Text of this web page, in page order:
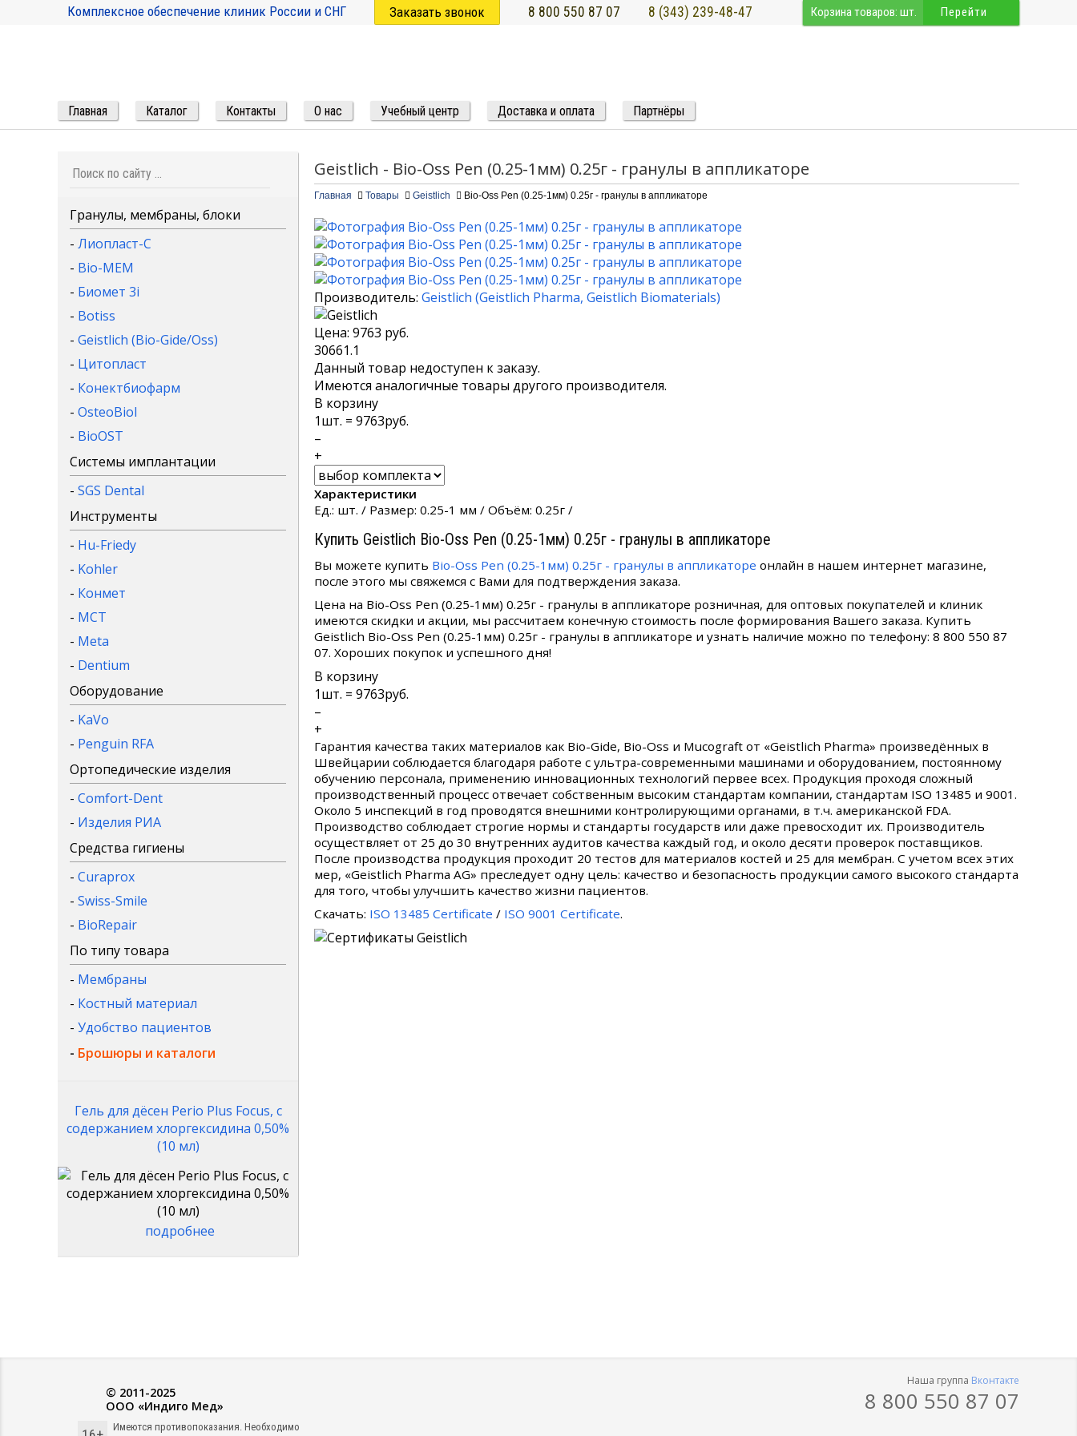
Перейти
Корзина товаров: шт.
Комплексное обеспечение клиник России и СНГ Заказать звонок 8 800 550 87 07 8 (343) 239-48-47
Главная Каталог Контакты О нас Учебный центр Доставка и оплата Партнёры
Geistlich - Bio-Oss Pen (0.25-1мм) 0.25г - гранулы в аппликаторе
Главная Товары Geistlich Bio-Oss Pen (0.25-1мм) 0.25г - гранулы в аппликаторе
Производитель: Geistlich (Geistlich Pharma, Geistlich Biomaterials)
Цена: 9763 руб.
30661.1
Данный товар недоступен к заказу.
Имеются аналогичные товары другого производителя.
В корзину
1шт. = 9763руб.
–
+
Характеристики
Ед.: шт. / Размер: 0.25-1 мм / Объём: 0.25г /
Купить Geistlich Bio-Oss Pen (0.25-1мм) 0.25г - гранулы в аппликаторе
Вы можете купить Bio-Oss Pen (0.25-1мм) 0.25г - гранулы в аппликаторе онлайн в нашем интернет магазине,
после этого мы свяжемся с Вами для подтверждения заказа.
Цена на Bio-Oss Pen (0.25-1мм) 0.25г - гранулы в аппликаторе розничная, для оптовых покупателей и клиник
имеются скидки и акции, мы рассчитаем конечную стоимость после формирования Вашего заказа. Купить
Geistlich Bio-Oss Pen (0.25-1мм) 0.25г - гранулы в аппликаторе и узнать наличие можно по телефону: 8 800 550 87
07. Хороших покупок и успешного дня!
В корзину
1шт. = 9763руб.
–
+
Гарантия качества таких материалов как Bio-Gide, Bio-Oss и Mucograft от «Geistlich Pharma» произведённых в
Швейцарии соблюдается благодаря работе с ультра-современными машинами и оборудованием, постоянному
обучению персонала, применению инновационных технологий первее всех. Продукция проходя сложный
производственный процесс отвечает собственным высоким стандартам компании, стандартам ISO 13485 и 9001.
Около 5 инспекций в год проводятся внешними контролирующими органами, в т.ч. американской FDA.
Производство соблюдает строгие нормы и стандарты государств или даже превосходит их. Производитель
осуществляет от 25 до 30 внутренних аудитов качества каждый год, и около десяти проверок поставщиков.
После производства продукция проходит 20 тестов для материалов костей и 25 для мембран. С учетом всех этих
мер, «Geistlich Pharma AG» преследует одну цель: качество и безопасность продукции самого высокого стандарта
для того, чтобы улучшить качество жизни пациентов.
Скачать: ISO 13485 Certificate / ISO 9001 Certificate.
Гранулы, мембраны, блоки
- Лиопласт-С
- Bio-MEM
- Биомет 3i
- Botiss
- Geistlich (Bio-Gide/Oss)
- Цитопласт
- Конектбиофарм
- OsteoBiol
- BioOST
Системы имплантации
- SGS Dental
Инструменты
- Hu-Friedy
- Kohler
- Конмет
- MCT
- Meta
- Dentium
Оборудование
- KaVo
- Penguin RFA
Ортопедические изделия
- Comfort-Dent
- Изделия РИА
Средства гигиены
- Curaprox
- Swiss-Smile
- BioRepair
По типу товара
- Мембраны
- Костный материал
- Удобство пациентов
- Брошюры и каталоги
Гель для дёсен Perio Plus Focus, с
содержанием хлоргексидина 0,50%
(10 мл)
подробнее
Наша группа Вконтакте
8 800 550 87 07
© 2011-2025
ООО «Индиго Мед»
Имеются противопоказания. Необходимо